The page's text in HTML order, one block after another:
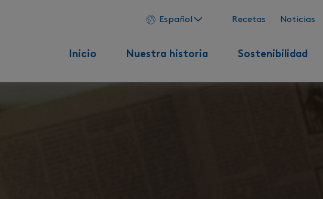
Español Recetas Noticias
Inicio Nuestra historia Sostenibilidad